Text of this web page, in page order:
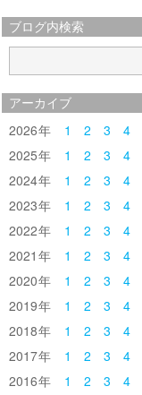
ブログ内検索
アーカイブ
2026 1 2 3 4
2025
1 2 3 4
2024
1 2 3 4
2023
1 2 3 4
2022
1 2 3 4
2021
1 2 3 4
2020
1 2 3 4
2019
1 2 3 4
2018
1 2 3 4
2017
1 2 3 4
2016
1 2 3 4